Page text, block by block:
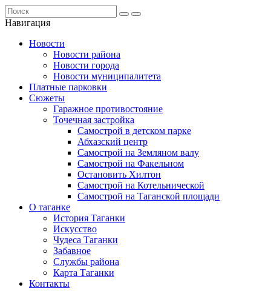
Навигация
Новости
Новости района
Новости города
Новости муниципалитета
Платные парковки
Сюжеты
Гаражное противостояние
Точечная застройка
Самострой в детском парке
Абхазский центр
Самострой на Земляном валу
Самострой на Факельном
Остановить Хилтон
Самострой на Котельнической
Самострой на Таганской площади
О таганке
История Таганки
Искусство
Чудеса Таганки
Забавное
Службы района
Карта Таганки
Контакты